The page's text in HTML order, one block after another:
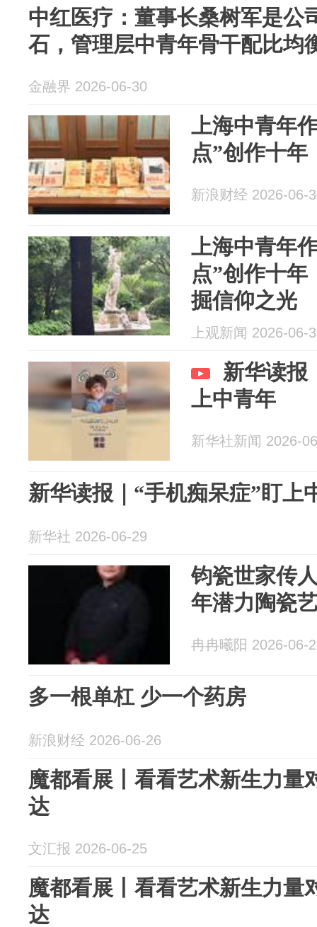
中红医疗：董事长桑树军是公
石，管理层中青年骨干配比均
金融界 2026-06-30
上海中青年
点”创作十年
新浪财经 2026-06-
上海中青年
点”创作十
掘信仰之光
上观新闻 2026-06-
新华读报
上中青年
新华社新闻 2026-
新华读报｜“手机痴呆症”盯上
新华社 2026-06-29
钧瓷世家传
年潜力陶瓷
冉冉曦阳 2026-06-
多一根单杠 少一个药房
新浪财经 2026-06-26
魔都看展丨看看艺术新生力量
达
文汇报 2026-06-25
魔都看展丨看看艺术新生力量
达